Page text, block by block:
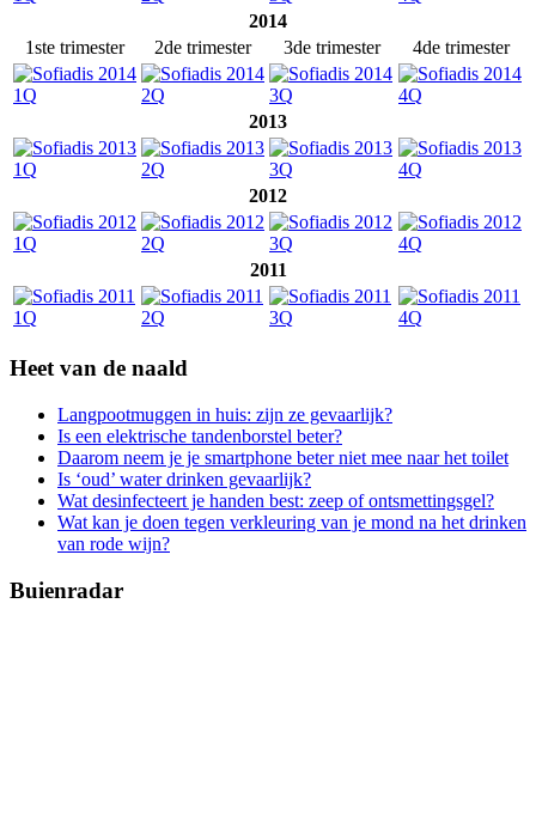
2014
1ste trimester
2de trimester 3de trimester 4de trimester
2013
2012
2011
Heet van de naald
Langpootmuggen in huis: zijn ze gevaarlijk?
Is een elektrische tandenborstel beter?
Daarom neem je je smartphone beter niet mee naar het toilet
Is ‘oud’ water drinken gevaarlijk?
Wat desinfecteert je handen best: zeep of ontsmettingsgel?
Wat kan je doen tegen verkleuring van je mond na het drinken
van rode wijn?
Buienradar